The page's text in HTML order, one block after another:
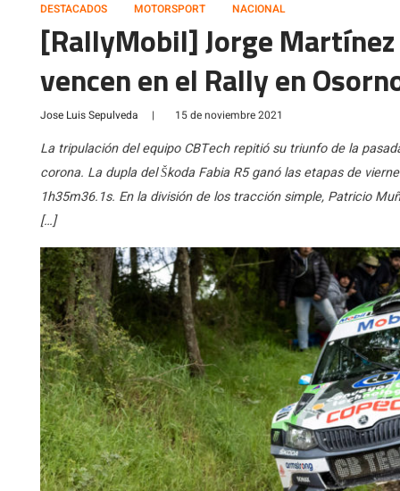
DESTACADOS MOTORSPORT NACIONAL
[RallyMobil] Jorge
vencen en el Rally en
Jose Luis Sepulveda | 15 de noviembre 2021
La tripulación del equipo CBTech repitió su triunfo de la
corona. La dupla del Škoda Fabia R5 ganó las etapas de
1h35m36.1s. En la división de los tracción simple, Patricio
[…]